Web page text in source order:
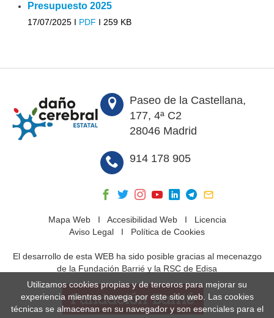
Presupuesto 2025
17/07/2025 I PDF I 259 KB
Paseo de la Castellana,
177, 4ª C2
28046 Madrid
914 178 905
Mapa WebI Accesibilidad WebI Licencia
Aviso Legal I Política de Cookies
El desarrollo de esta WEB ha sido posible gracias al mecenazgo
de la Fundación Barrié y la RSC de Edisa
Utilizamos cookies propias y de terceros para mejorar su
experiencia mientras navega por este sitio web. Las cookies
técnicas se almacenan en su navegador y son esenciales para el